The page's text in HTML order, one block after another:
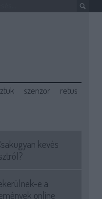
szenzor retus
kevés
e a
online